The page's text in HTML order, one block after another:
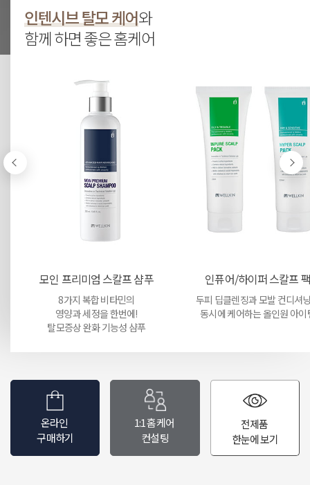
인텐시브 탈모 케어와
함께 하면 좋은 홈케어
모인 프리미엄 스칼프 샴푸
8가지 복합 비타민의
영양과 세정을 한번에!
탈모증상 완화 기능성 샴푸
인퓨어/하이퍼 스칼프 팩
두피 딥클렌징과 모발 컨디셔
동시에 케어하는 올인원 아이
온라인
구매하기
1:1 홈케어
컨설팅
전제품
한눈에 보기